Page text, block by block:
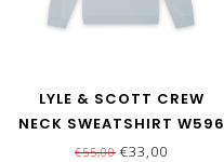
LYLE & SCOTT CREW
NECK SWEATSHIRT W596
OPAL BLUE
€55,00 €33,00